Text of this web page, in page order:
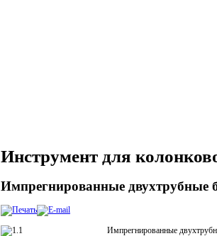
Инструмент для
Импрегнированные двухтрубные
Импрегнированные